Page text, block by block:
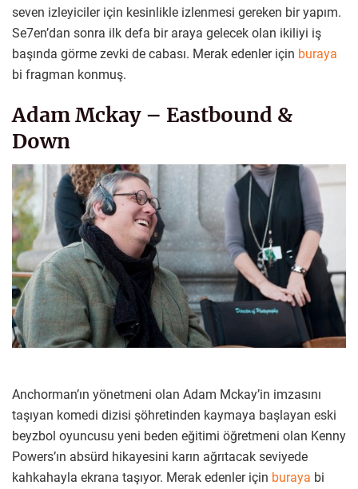
seven izleyiciler için kesinlikle izlenmesi gereken bir yapım.
Se7en’dan sonra ilk defa bir araya gelecek olan ikiliyi iş
başında görme zevki de cabası. Merak edenler için buraya
bi fragman konmuş.
Adam Mckay – Eastbound &
Down
Anchorman’ın yönetmeni olan Adam Mckay’in imzasını
taşıyan komedi dizisi şöhretinden kaymaya başlayan eski
beyzbol oyuncusu yeni beden eğitimi öğretmeni olan Kenny
Powers’ın absürd hikayesini karın ağrıtacak seviyede
kahkahayla ekrana taşıyor. Merak edenler için buraya bi